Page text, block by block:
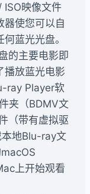
ISO映像文件
器使您可以自
蓝光光盘。
的主要电影即
播放蓝光电影
ray Player软
夹（BDMV文
（带有虚拟驱
本地Blu-ray文
上开始观看